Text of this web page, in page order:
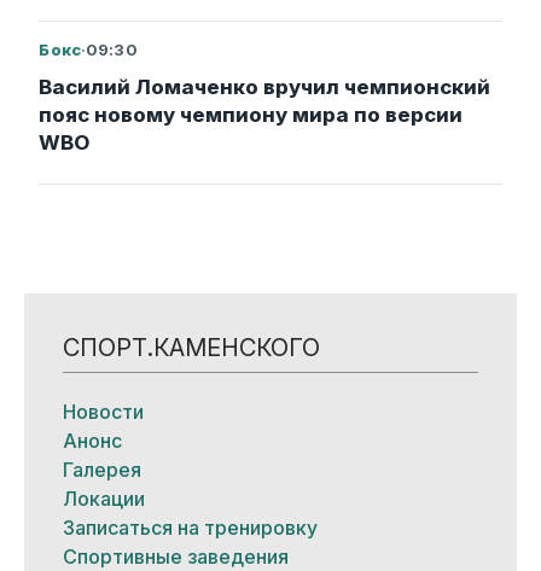
Бокс·09:30
Василий Ломаченко вручил чемпионский
пояс новому чемпиону мира по версии
WBO
СПОРТ.КАМЕНСКОГО
Новости
Анонс
Галерея
Локации
Записаться на тренировку
Спортивные заведения